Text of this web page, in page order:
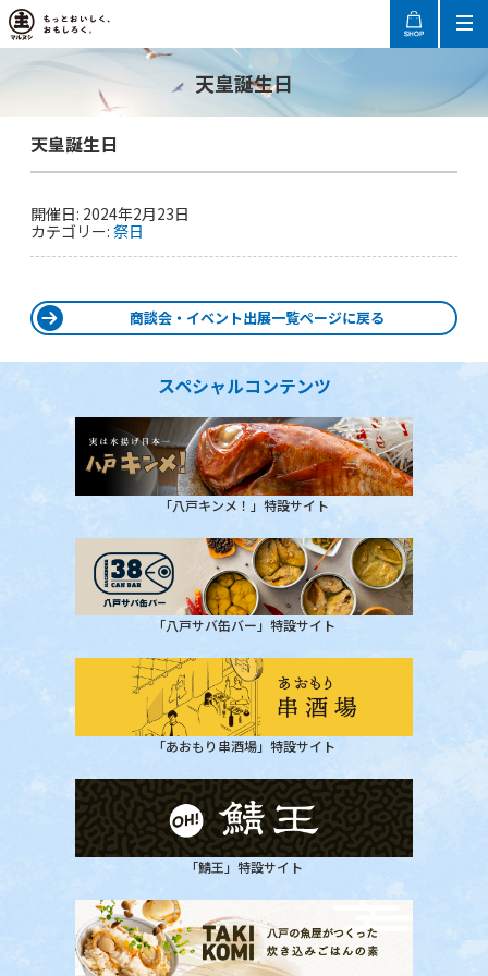
天皇誕生日
天皇誕生日
開催日: 2024年2月23日
カテゴリー: 祭日
商談会・イベント出展一覧ページに戻る
スペシャルコンテンツ
「八戸キンメ！」特設サイト
「八戸サバ缶バー」特設サイト
「あおもり串酒場」特設サイト
「鯖王」特設サイト